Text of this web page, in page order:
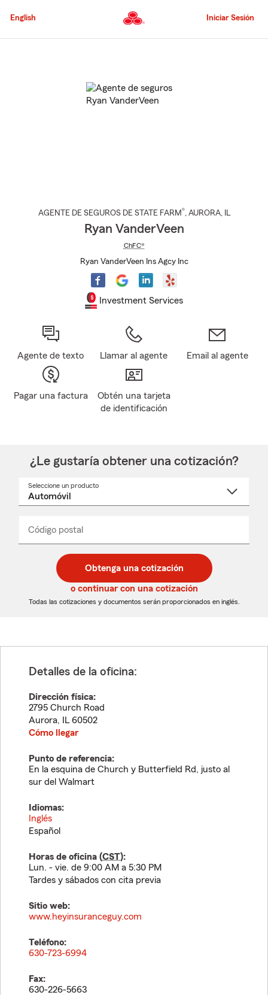
al
principal
English Iniciar Sesión
AGENTE DE SEGUROS DE STATE FARM®, AURORA, IL
Ryan VanderVeen
ChFC®
Ryan VanderVeen Ins Agcy Inc
Investment Services
Agente de texto Llamar al agente Email al agente
Pagar una factura
Obtén una tarjeta
de identificación
¿Le gustaría obtener una cotización?
Seleccione un producto
desplegable
Código postal
de
5
dígitos
de
5
dígitos
_____
Obtenga una cotización
o continuar con una cotización
Todas las cotizaciones y documentos serán proporcionados en inglés.
Detalles de la oficina:
Dirección física:
2795 Church Road
Aurora, IL 60502
Cómo llegar
Punto de referencia:
En la esquina de Church y Butterfield Rd, justo al
sur del Walmart
Idiomas:
Inglés
Español
Horas de oficina (CST):
Lun. - vie. de 9:00 AM a 5:30 PM
Tardes y sábados con cita previa
Sitio web:
www.heyinsuranceguy.com
Teléfono:
630-723-6994
Fax:
630-226-5663